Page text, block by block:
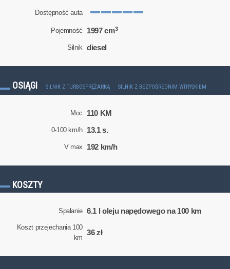
Dostępność auta
Pojemność 1997 cm3
Silnik diesel
OSIĄGI SILNIK Z TURBOSPRĘŻARKĄ SILNIK Z BEZPOŚREDNIM WTRYSKIEM
Moc 110 KM
0-100 km/h 13.1 s.
V max 192 km/h
KOSZTY
Spalanie 6.1 l oleju napędowego na 100 km
Koszt przejechania 100
km
36 zł